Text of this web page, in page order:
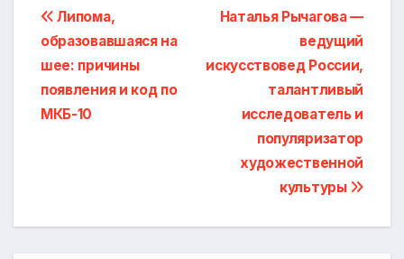
Навигация
по
записям
Наталья Рычагова —
ведущий
искусствовед России,
талантливый
исследователь и
популяризатор
художественной
культуры
Липома,
образовавшаяся на
шее: причины
появления и код по
МКБ-10